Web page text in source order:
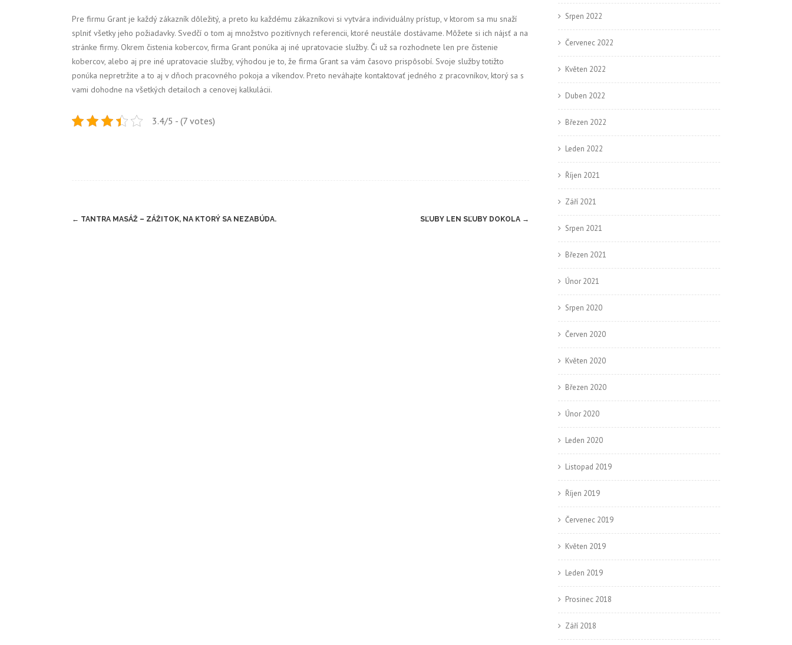
Pre firmu Grant je každý zákazník dôležitý, a preto ku každému zákazníkovi si vytvára individuálny prístup, v ktorom sa mu snaží
splniť všetky jeho požiadavky. Svedčí o tom aj množstvo pozitívnych referencii, ktoré neustále dostávame. Môžete si ich nájsť a na
stránke firmy. Okrem čistenia kobercov, firma Grant ponúka aj iné upratovacie služby. Či už sa rozhodnete len pre čistenie
kobercov, alebo aj pre iné upratovacie služby, výhodou je to, že firma Grant sa vám časovo prispôsobí. Svoje služby totižto
ponúka nepretržite a to aj v dňoch pracovného pokoja a víkendov. Preto neváhajte kontaktovať jedného z pracovníkov, ktorý sa s
vami dohodne na všetkých detailoch a cenovej kalkulácii.
3.4/5 - (7 votes)
Post
← TANTRA MASÁŽ – ZÁŽITOK, NA KTORÝ SA NEZABÚDA. SĽUBY LEN SĽUBY DOKOLA →
Srpen 2022
Červenec 2022
Květen 2022
Duben 2022
Březen 2022
Leden 2022
Říjen 2021
Září 2021
Srpen 2021
Březen 2021
Únor 2021
Srpen 2020
Červen 2020
Květen 2020
Březen 2020
Únor 2020
Leden 2020
Listopad 2019
Říjen 2019
Červenec 2019
Květen 2019
Leden 2019
Prosinec 2018
Září 2018